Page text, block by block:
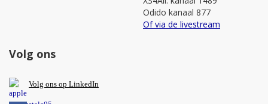
Odido kanaal 877
Of via de livestream
Volg ons
Volg ons op LinkedIn